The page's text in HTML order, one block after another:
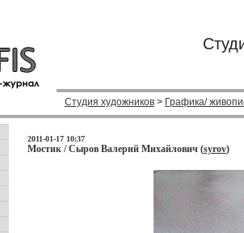
Студия художников > Графика/
2011-01-17 10:37
Мостик / Сыров Валерий Михайлович (syrov)